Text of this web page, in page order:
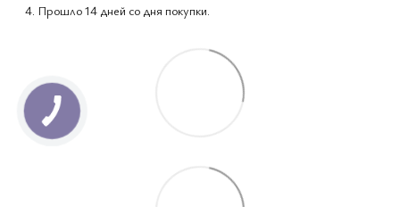
Прошло 14 дней со дня покупки.